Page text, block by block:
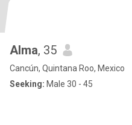
Alma, 35
Cancún, Quintana Roo, Mexico
Seeking: Male 30 - 45